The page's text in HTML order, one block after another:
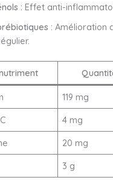
: Effet anti-
: Amélioration
119 mg
4 mg
20 mg
3 g